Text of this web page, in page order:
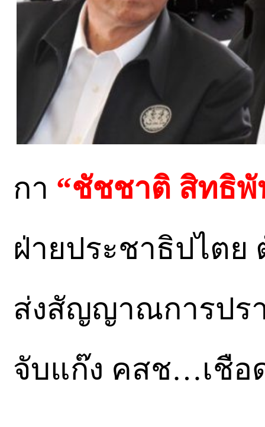
กา “ชัชชาติ สิทธิพั
ฝ่ายประชาธิปไตย
ส่งสัญญาณการปร
จับแก๊ง คสช…เชือ